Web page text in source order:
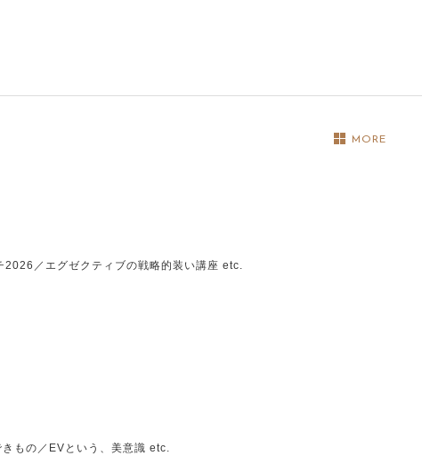
MORE
／エグゼクティブの戦略的装い講座 etc.
もの／EVという、美意識 etc.